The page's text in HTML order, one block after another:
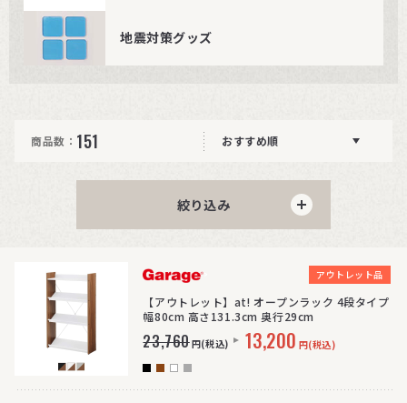
地震対策グッズ
商品数： 151 おすすめ順
絞り込み
> アウトレット品
【アウトレット】at! オープンラック 4段タイプ
幅80cm 高さ131.3cm 奥行29cm
23,760円(税込) 13,200円(税込)